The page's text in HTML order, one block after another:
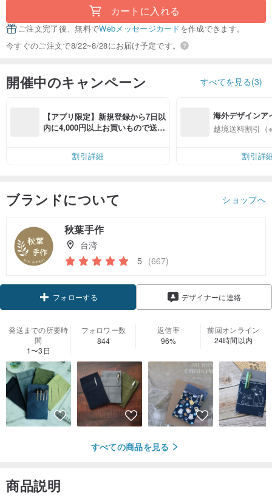
カートに入れる
ご注文完了後、無料でWebメッセージカードを作成できます。
今すぐのご注文で8/22~8/28にお届け予定です。
開催中のキャンペーン すべてを見る(3)
【アプリ限定】新規登録から7日以
内に4,000円以上お買いもので送料
割引詳細
海外デザインア
入
越境送料割引（
割引詳
ブランドについて ショップへ
秋葉手作
台湾
5 (667)
フォローする デザイナーに連絡
発送までの所要時
間
1〜3日
フォロワー数
844
返信率
96%
前回オンライン
24時間以内
すべての商品を見る
商品説明